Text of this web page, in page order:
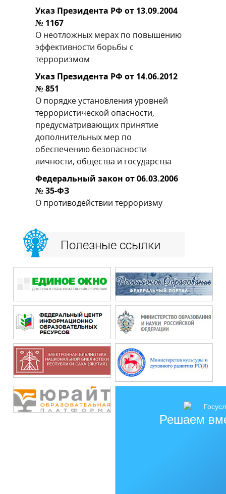
Указ Президента РФ от 13.09.2004
№ 1167
О неотложных мерах по повышению
эффективности борьбы с
терроризмом
Указ Президента РФ от 14.06.2012
№ 851
О порядке установления уровней
террористической опасности,
предусматривающих принятие
дополнительных мер по
обеспечению безопасности
личности, общества и государства
Федеральный закон от 06.03.2006
№ 35-ФЗ
О противодействии терроризму
Полезные ссылки
Решаем